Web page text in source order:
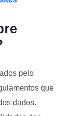
pelo
que
dados.